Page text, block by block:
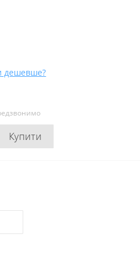
дешевше?
Купити